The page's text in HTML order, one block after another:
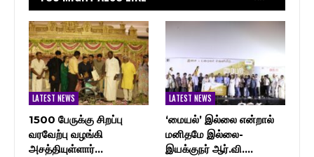
LATEST NEWS
1500 பேருக்கு சிறப்பு
வரவேற்பு வழங்கி
அசத்தியுள்ளார்…
LATEST NEWS
‘மையல்’ இல்லை என்றால்
மனிதமே இல்லை-
இயக்குநர் ஆர்.வி.…